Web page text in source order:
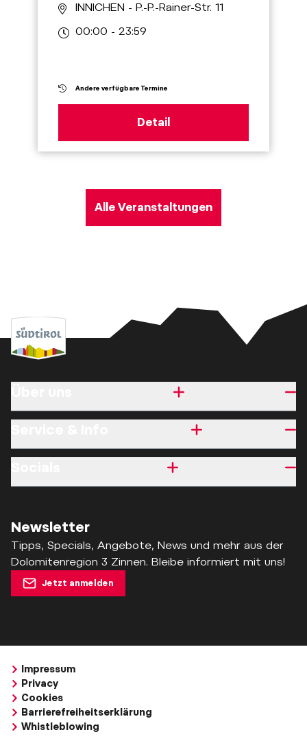
INNICHEN - P.-P.-Rainer-Str. 11
00:00 - 23:59
Andere verfügbare Termine
Detail
Alle Veranstaltungen
Newsletter
Tipps, Specials, Angebote, News und mehr aus der
Dolomitenregion 3 Zinnen. Bleibe informiert mit uns!
Jetzt anmelden
Impressum
Privacy
Cookies
Barrierefreiheitserklärung
Whistleblowing